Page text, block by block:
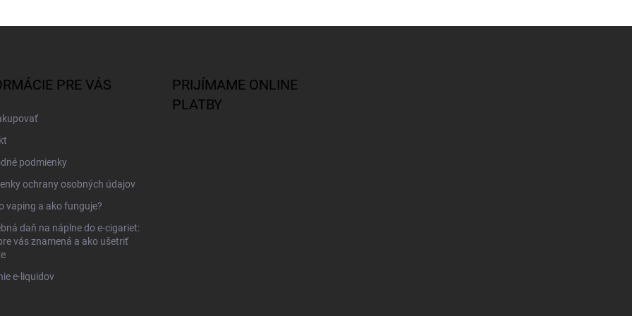
PRE VÁS
podmienky
ochrany osobných údajov
vaping a ako funguje?
daň na náplne do e-cigariet:
vás znamená a ako ušetriť
e-liquidov
PRIJÍMAME ONLINE
PLATBY